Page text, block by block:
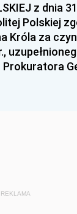
z dnia
Polskiej
Króla za
REKLAMA